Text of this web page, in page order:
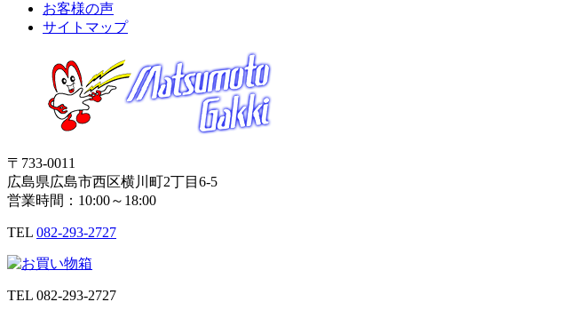
お客様の声
サイトマップ
〒733-0011
広島県広島市西区横川町2丁目6-5
営業時間：10:00～18:00
TEL 082-293-2727
TEL 082-293-2727